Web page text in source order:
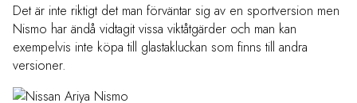
Det är inte riktigt det man förväntar sig av en sportversion men
Nismo har ändå vidtagit vissa viktåtgärder och man kan
exempelvis inte köpa till glastakluckan som finns till andra
versioner.